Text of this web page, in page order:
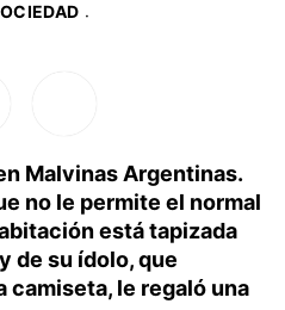
·
Malvinas Argentinas.
no le permite el normal
está tapizada
de su ídolo, que
camiseta, le regaló una